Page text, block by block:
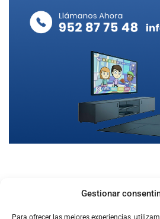
Gestionar
Para ofrecer las mejores experiencias,